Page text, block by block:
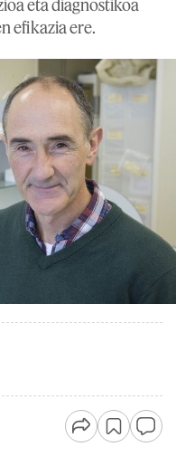
eta diagnostikoa
efikazia ere.